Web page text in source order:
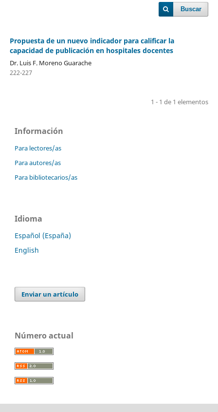
Buscar
Propuesta de un nuevo indicador para calificar la
capacidad de publicación en hospitales docentes
Dr. Luis F. Moreno Guarache
222-227
1 - 1 de 1 elementos
Información
Para lectores/as
Para autores/as
Para bibliotecarios/as
Idioma
Español (España)
English
Enviar un artículo
Número actual